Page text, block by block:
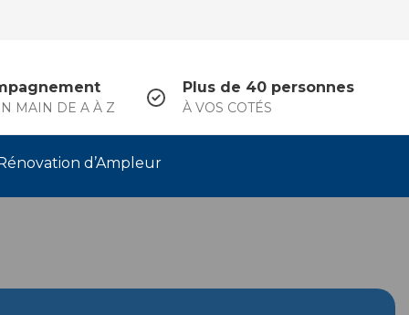
MAIN DE A À Z
Plus de 40 personnes
À VOS COTÉS
d’Ampleur